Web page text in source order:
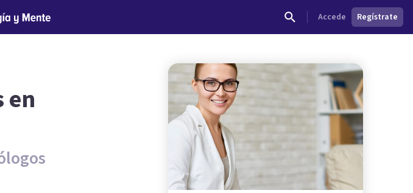
Accede Regístrate
en